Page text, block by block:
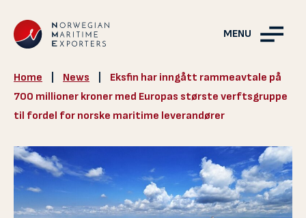
MENU
Home News
Eksfin har inngått rammeavtale på
700 millioner kroner med Europas største verftsgruppe
til fordel for norske maritime leverandører